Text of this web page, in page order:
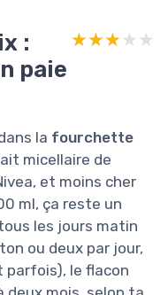
:
paie
★★★★★
★★★★★
la fourchette
micellaire de
et moins cher
ml, ça reste un
les jours matin
ou deux par jour,
parfois), le flacon